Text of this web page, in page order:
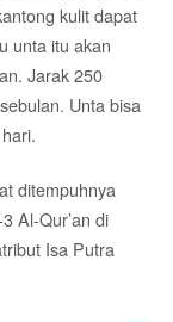
kulit dapat
unta itu akan
Jarak 250
Unta bisa
ditempuhnya
Al-Qur’an di
Isa Putra